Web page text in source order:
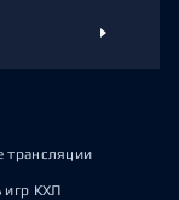
трансляции
игр КХЛ